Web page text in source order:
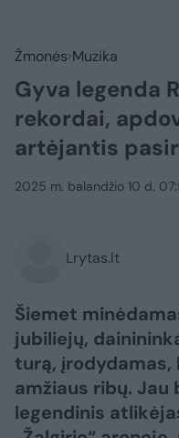
Žmonės Muzika
Gyva legenda
rekordai,
artėjantis
2025 m. balandžio 10 d.
Lrytas.lt
Šiemet
jubiliejų,
turą,
amžiaus ribų. Jau
legendinis